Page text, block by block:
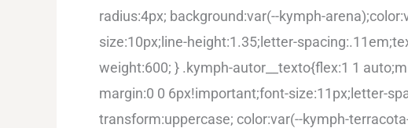
radius:4px; background:var(--kymph-
size:10px;line-height:1.35;letter-
weight:600; } .kymph-autor__texto{flex:1 1
margin:0 0 6px!important;font-size:11px;letter-
transform:uppercase; color:var(--kymph-